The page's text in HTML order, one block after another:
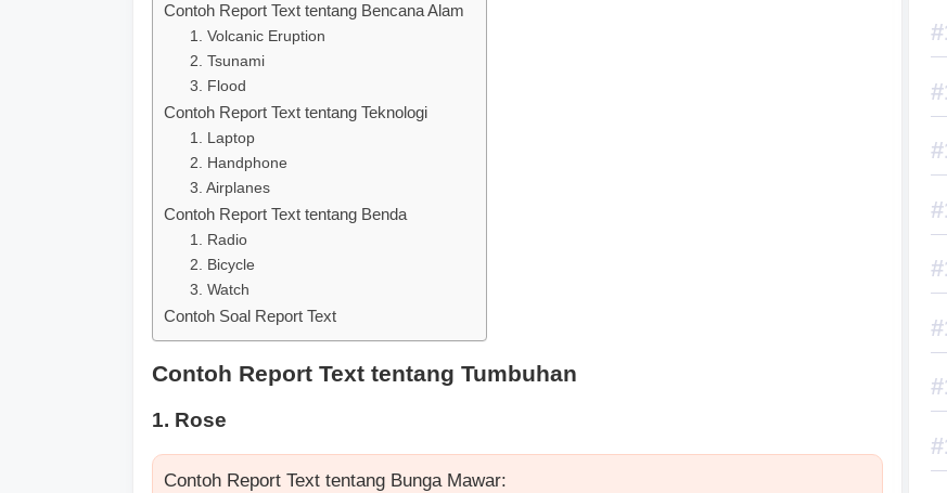
Contoh Report Text tentang Bencana Alam
1. Volcanic Eruption
2. Tsunami
3. Flood
Contoh Report Text tentang Teknologi
1. Laptop
2. Handphone
3. Airplanes
Contoh Report Text tentang Benda
1. Radio
2. Bicycle
3. Watch
Contoh Soal Report Text
Contoh Report Text tentang Tumbuhan
1. Rose
Contoh Report Text tentang Bunga Mawar: